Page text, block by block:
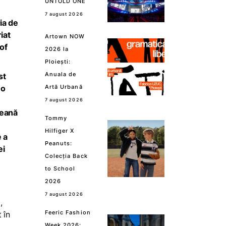
de
a
în
7 august 2026
Artown NOW
2026 la
Ploiești:
Anuala de
Artă Urbană
7 august 2026
Tommy
Hilfiger X
Peanuts:
Colecția Back
to School
2026
7 august 2026
Feeric Fashion